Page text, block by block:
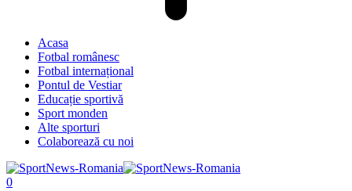
Acasa
Fotbal românesc
Fotbal internațional
Pontul de Vestiar
Educație sportivă
Sport monden
Alte sporturi
Colaborează cu noi
0